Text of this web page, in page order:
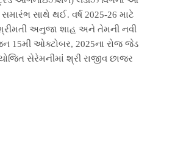
સાથે થઈ. વર્ષ 2025-26 માટે
શ્રીમતી અનુજા શાહ અને તેમની નવી
15મી ઓક્ટોબર, 2025ના રોજ જેડ
સેરેમનીમાં શ્રી રાજીવ છાજર